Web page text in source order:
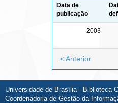
Data de
publicação
2003
< Anterior
Universidade de Brasília - Biblioteca
Coordenadoria de Gestão da